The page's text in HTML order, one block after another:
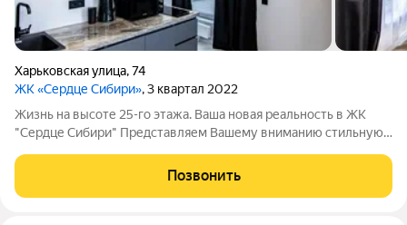
Харьковская улица,74
ЖК «Сердце Сибири», 3 квартал 2022
Жизнь на высоте 25-го этажа. Ваша новая реальность в ЖК
"Сердце Сибири" Представляем Вашему вниманию стильную
премиальное расположение в центре города, в шаге от
деловых кварталов, торговых центров,
Позвонить